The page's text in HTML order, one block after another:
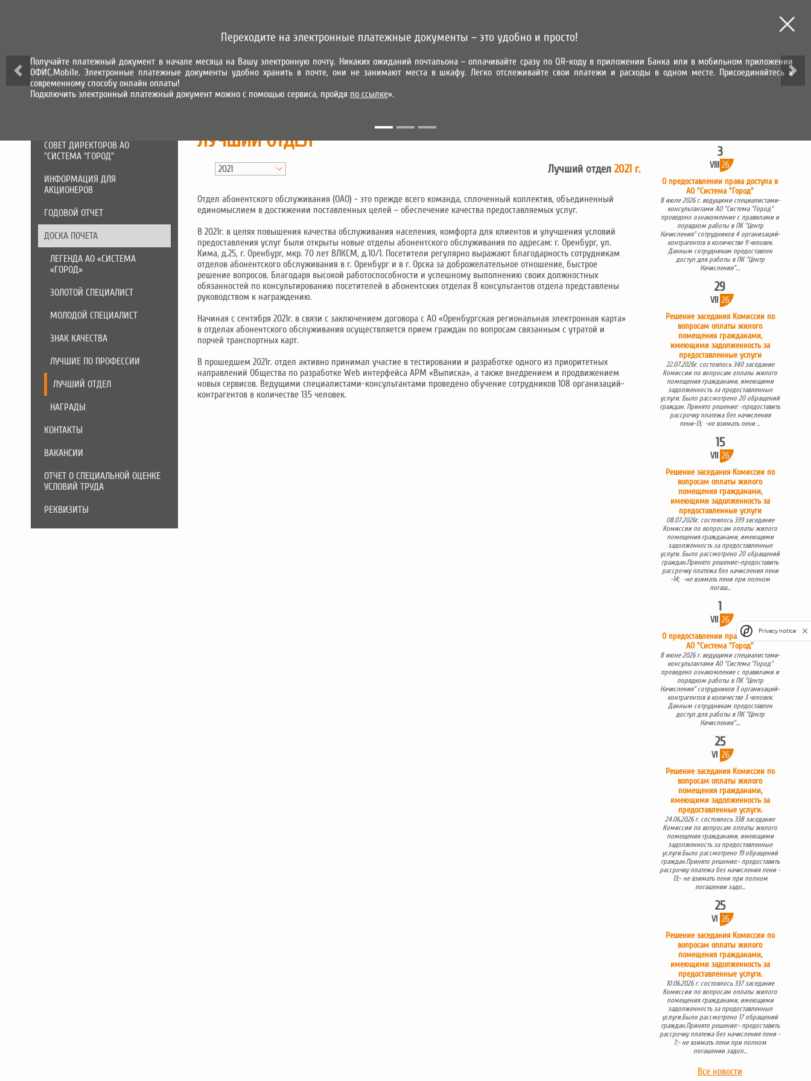
МЫ В СОЦИАЛЬНЫХ СЕТЯХ
МОБИЛЬНОЕ ПРИЛОЖЕНИЕ
СОВЕТ ДИРЕКТОРОВ АО
"СИСТЕМА "ГОРОД"
ИНФОРМАЦИЯ ДЛЯ
АКЦИОНЕРОВ
ГОДОВОЙ ОТЧЕТ
ДОСКА ПОЧЕТА
ЛЕГЕНДА АО «СИСТЕМА
«ГОРОД»
ЗОЛОТОЙ СПЕЦИАЛИСТ
МОЛОДОЙ СПЕЦИАЛИСТ
ЗНАК КАЧЕСТВА
ЛУЧШИЕ ПО ПРОФЕССИИ
ЛУЧШИЙ ОТДЕЛ
НАГРАДЫ
КОНТАКТЫ
ВАКАНСИИ
ОТЧЕТ О СПЕЦИАЛЬНОЙ ОЦЕНКЕ
УСЛОВИЙ ТРУДА
РЕКВИЗИТЫ
3
VIII 26
О предоставлении права доступа в
АО "Система "Город"
В июле 2026 г. ведущими специалистами-
консультантами АО "Система "Город"
проведено ознакомление с правилами и
порядком работы в ПК "Центр
Начисления" сотрудников 4 организаций-
контрагентов в количестве 9 человек.
Данным сотрудникам предоставлен
доступ для работы в ПК "Центр
Начисления"....
29
VII 26
Решение заседания Комиссии по
вопросам оплаты жилого
помещения гражданами,
имеющими задолженность за
предоставленные услуги
22.07.2026г. состоялось 340 заседание
Комиссии по вопросам оплаты жилого
помещения гражданами, имеющими
задолженность за предоставленные
услуги. Было рассмотрено 20 обращений
граждан. Принято решение: -предоставить
рассрочку платежа без начисления
пени-13; -не взимать пени ...
15
VII 26
Решение заседания Комиссии по
вопросам оплаты жилого
помещения гражданами,
имеющими задолженность за
предоставленные услуги
08.07.2026г. состоялось 339 заседание
Комиссии по вопросам оплаты жилого
помещения гражданами, имеющими
задолженность за предоставленные
услуги. Было рассмотрено 20 обращений
граждан.Принято решение:-предоставить
рассрочку платежа без начисления пени
-14; -не взимать пени при полном
погаш...
1
VII 26
О предоставлении права доступа в
АО "Система "Город"
В июне 2026 г. ведущими специалистами-
консультантами АО "Система "Город"
проведено ознакомление с правилами и
порядком работы в ПК "Центр
Начисления" сотрудников 3 организаций-
контрагентов в количестве 3 человек.
Данным сотрудникам предоставлен
доступ для работы в ПК "Центр
Начисления"....
25
VI 26
Решение заседания Комиссии по
вопросам оплаты жилого
помещения гражданами,
имеющими задолженность за
предоставленные услуги.
24.06.2026 г. состоялось 338 заседание
Комиссии по вопросам оплаты жилого
помещения гражданами, имеющими
задолженность за предоставленные
услуги.Было рассмотрено 19 обращений
граждан.Принято решение:- предоставить
рассрочку платежа без начисления пени -
13;- не взимать пени при полном
погашении задо...
25
VI 26
Решение заседания Комиссии по
вопросам оплаты жилого
помещения гражданами,
имеющими задолженность за
предоставленные услуги.
10.06.2026 г. состоялось 337 заседание
Комиссии по вопросам оплаты жилого
помещения гражданами, имеющими
задолженность за предоставленные
услуги.Было рассмотрено 17 обращений
граждан.Принято решение:- предоставить
рассрочку платежа без начисления пени -
7;- не взимать пени при полном
погашении задол...
Все новости
ЛУЧШИЙ ОТДЕЛ
Лучший отдел 2021 г.
Отдел абонентского обслуживания (ОАО) - это прежде всего команда, сплоченный коллектив, объединенный
единомыслием в достижении поставленных целей – обеспечение качества предоставляемых услуг.
В 2021г. в целях повышения качества обслуживания населения, комфорта для клиентов и улучшения условий
предоставления услуг были открыты новые отделы абонентского обслуживания по адресам: г. Оренбург, ул.
Кима, д.25, г. Оренбург, мкр. 70 лет ВЛКСМ, д.10/1. Посетители регулярно выражают благодарность сотрудникам
отделов абонентского обслуживания в г. Оренбург и в г. Орска за доброжелательное отношение, быстрое
решение вопросов. Благодаря высокой работоспособности и успешному выполнению своих должностных
обязанностей по консультированию посетителей в абонентских отделах 8 консультантов отдела представлены
руководством к награждению.
Начиная с сентября 2021г. в связи с заключением договора с АО «Оренбургская региональная электронная карта»
в отделах абонентского обслуживания осуществляется прием граждан по вопросам связанным с утратой и
порчей транспортных карт.
В прошедшем 2021г. отдел активно принимал участие в тестировании и разработке одного из приоритетных
направлений Общества по разработке Web интерфейса АРМ «Выписка», а также внедрением и продвижением
новых сервисов. Ведущими специалистами-консультантами проведено обучение сотрудников 108 организаций-
контрагентов в количестве 135 человек.
Переходите на электронные платежные документы – это удобно и просто!
Получайте платежный документ в начале месяца на Вашу электронную почту. Никаких ожиданий почтальона – оплачивайте сразу по QR-коду в приложении Банка или в мобильном приложении
ОФИС.Mobile. Электронные платежные документы удобно хранить в почте, они не занимают места в шкафу. Легко отслеживайте свои платежи и расходы в одном месте. Присоединяйтесь к
современному способу онлайн оплаты!
Подключить электронный платежный документ можно с помощью сервиса, пройдя по ссылке».
Privacy notice